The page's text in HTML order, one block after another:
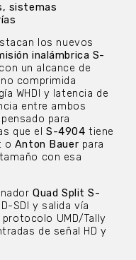
sistemas
los nuevos
inalámbrica S-
un alcance de
comprimida
WHDI y latencia de
entre ambos
para
que elS-4904 tiene
o Anton Bauer para
con esa
Quad Split S-
SDI y salida vía
protocolo UMD/Tally
de señal HD y